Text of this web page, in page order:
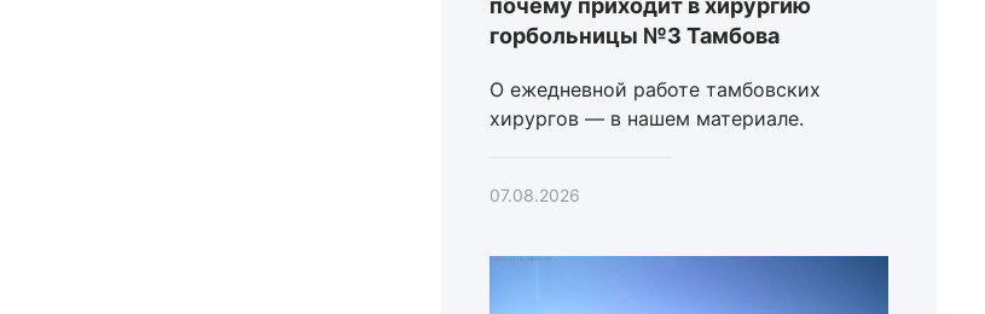
почему приходит в хирургию
горбольницы №3 Тамбова
О ежедневной работе тамбовских
хирургов — в нашем материале.
07.08.2026